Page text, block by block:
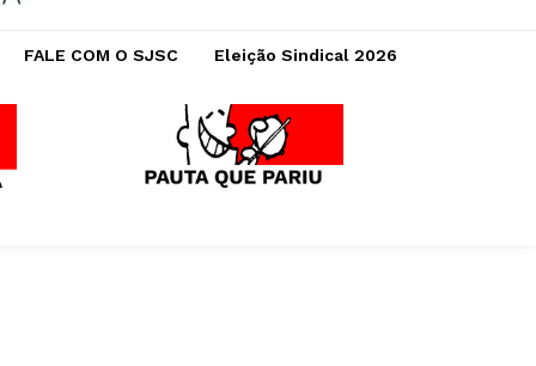
FALE COM O SJSC Eleição Sindical 2026